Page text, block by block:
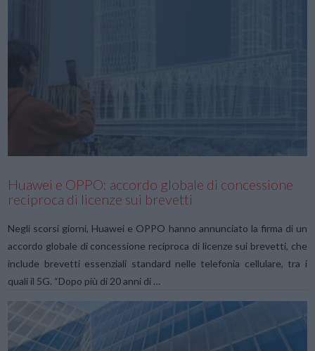
Huawei e OPPO: accordo globale di concessione
reciproca di licenze sui brevetti
Negli scorsi giorni, Huawei e OPPO hanno annunciato la firma di un
accordo globale di concessione reciproca di licenze sui brevetti, che
include brevetti essenziali standard nelle telefonia cellulare, tra i
quali il 5G. “Dopo più di 20 anni di …